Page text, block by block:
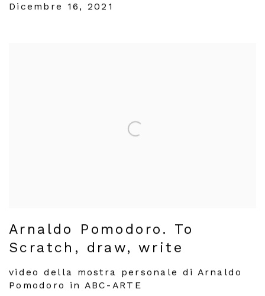
Dicembre 16, 2021
Arnaldo Pomodoro. To
Scratch, draw, write
video della mostra personale di Arnaldo
Pomodoro in ABC-ARTE